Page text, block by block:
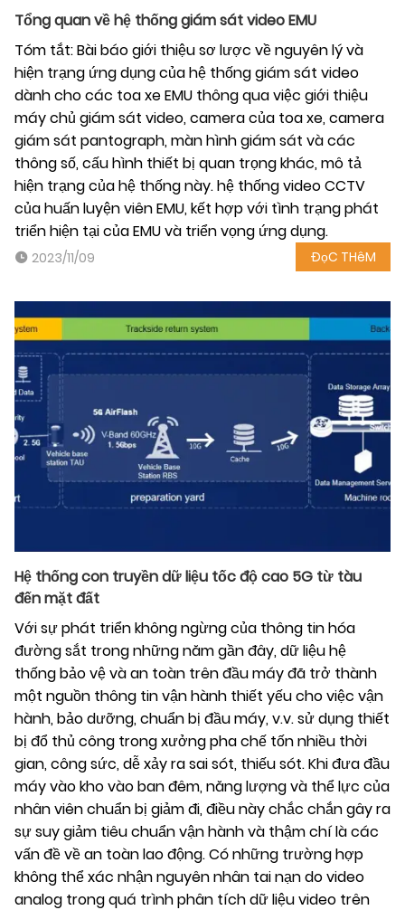
Tổng quan về hệ thống giám sát video EMU
Tóm tắt: Bài báo giới thiệu sơ lược về nguyên lý và
hiện trạng ứng dụng của hệ thống giám sát video
dành cho các toa xe EMU thông qua việc giới thiệu
máy chủ giám sát video, camera của toa xe, camera
giám sát pantograph, màn hình giám sát và các
thông số, cấu hình thiết bị quan trọng khác, mô tả
hiện trạng của hệ thống này. hệ thống video CCTV
của huấn luyện viên EMU, kết hợp với tình trạng phát
triển hiện tại của EMU và triển vọng ứng dụng.
2023/11/09 ĐọC THêM
Hệ thống con truyền dữ liệu tốc độ cao 5G từ tàu
đến mặt đất
Với sự phát triển không ngừng của thông tin hóa
đường sắt trong những năm gần đây, dữ liệu hệ
thống bảo vệ và an toàn trên đầu máy đã trở thành
một nguồn thông tin vận hành thiết yếu cho việc vận
hành, bảo dưỡng, chuẩn bị đầu máy, v.v. sử dụng thiết
bị đổ thủ công trong xưởng pha chế tốn nhiều thời
gian, công sức, dễ xảy ra sai sót, thiếu sót. Khi đưa đầu
máy vào kho vào ban đêm, năng lượng và thể lực của
nhân viên chuẩn bị giảm đi, điều này chắc chắn gây ra
sự suy giảm tiêu chuẩn vận hành và thậm chí là các
vấn đề về an toàn lao động. Có những trường hợp
không thể xác nhận nguyên nhân tai nạn do video
analog trong quá trình phân tích dữ liệu video trên